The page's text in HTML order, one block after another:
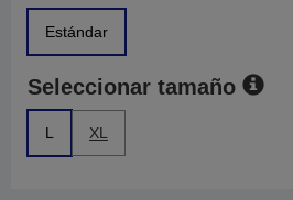
Estándar
Seleccionar tamaño
L XL